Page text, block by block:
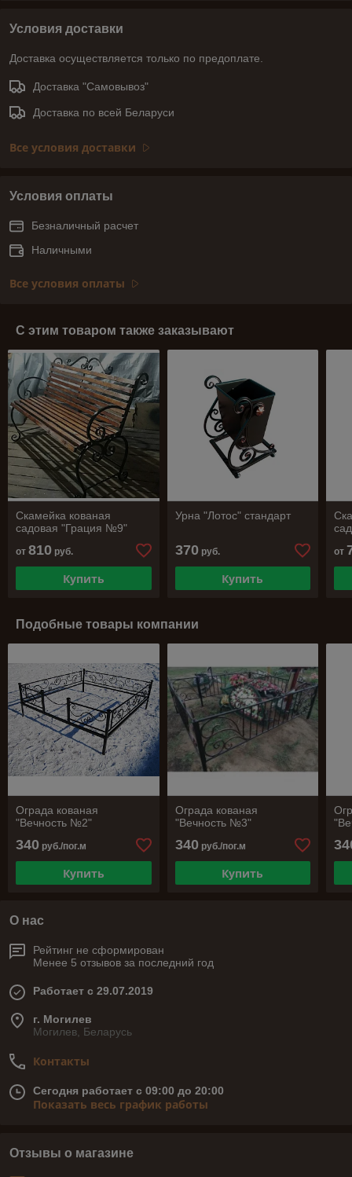
Условия доставки
Доставка осуществляется только по предоплате.
Доставка "Самовывоз"
Доставка по всей Беларуси
Все условия доставки
Условия оплаты
Безналичный расчет
Наличными
Все условия оплаты
С этим товаром также заказывают
Скамейка кованая
садовая "Грация №9"
от 810 руб.
Купить
Урна "Лотос" стандарт
370руб.
Купить
от
Подобные товары компании
Ограда кованая
"Вечность №2"
340 руб./пог.м
Купить
Ограда кованая
"Вечность №3"
340руб./пог.м
Купить
О нас
Рейтинг не сформирован
Менее 5 отзывов за последний год
Работает с 29.07.2019
г. Могилев
Могилев, Беларусь
Контакты
Сегодня работает с 09:00 до 20:00
Показать весь график работы
Отзывы о магазине